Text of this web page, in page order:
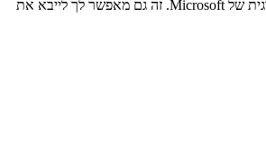
כחלק מחבילת Microsoft Office, Excel משתלב בצורה חלקה עם יישומים כמו Word ו-PowerPoint, מה שהופך אותו לאידיאלי עבור משתמשים שכבר נמצאים במערכת האקולוגית של Microsoft. זה גם מאפשר לך לייבא את